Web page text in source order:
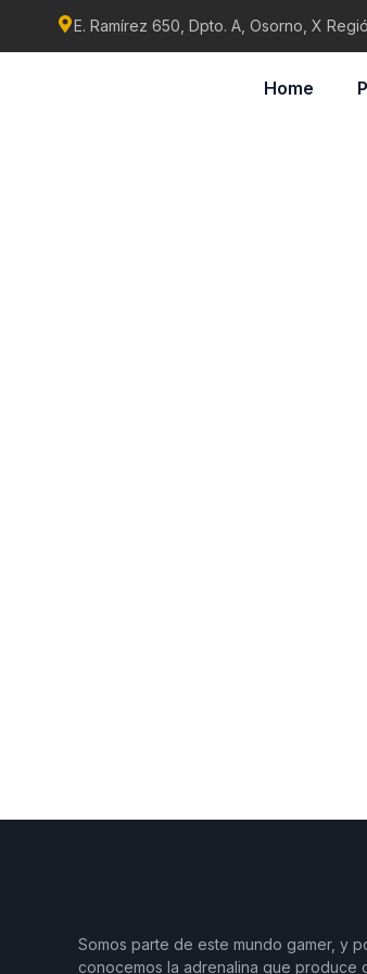
E. Ramírez 650, Dpto. A, Osorno, X
Home
Somos parte de este mundo gamer, y
conocemos la adrenalina que produce